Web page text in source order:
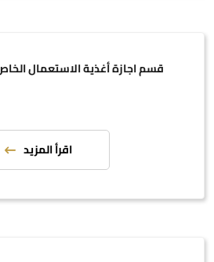
قسم اجازة أغذية الاستعمال
اقرأ المزيد